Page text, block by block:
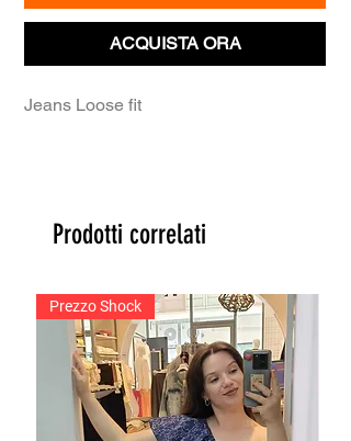
ACQUISTA ORA
Jeans Loose fit
Prodotti correlati
Prezzo Shock